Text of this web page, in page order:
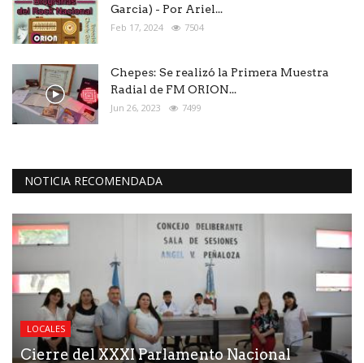
Garcia) - Por Ariel...
Feb 17, 2024 7504
Chepes: Se realizó la Primera Muestra
Radial de FM ORION...
Jun 26, 2023 7499
NOTICIA RECOMENDADA
LOCALES
Cierre del XXXI Parlamento Nacional